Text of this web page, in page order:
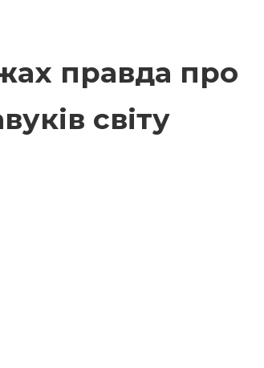
правда про
світу